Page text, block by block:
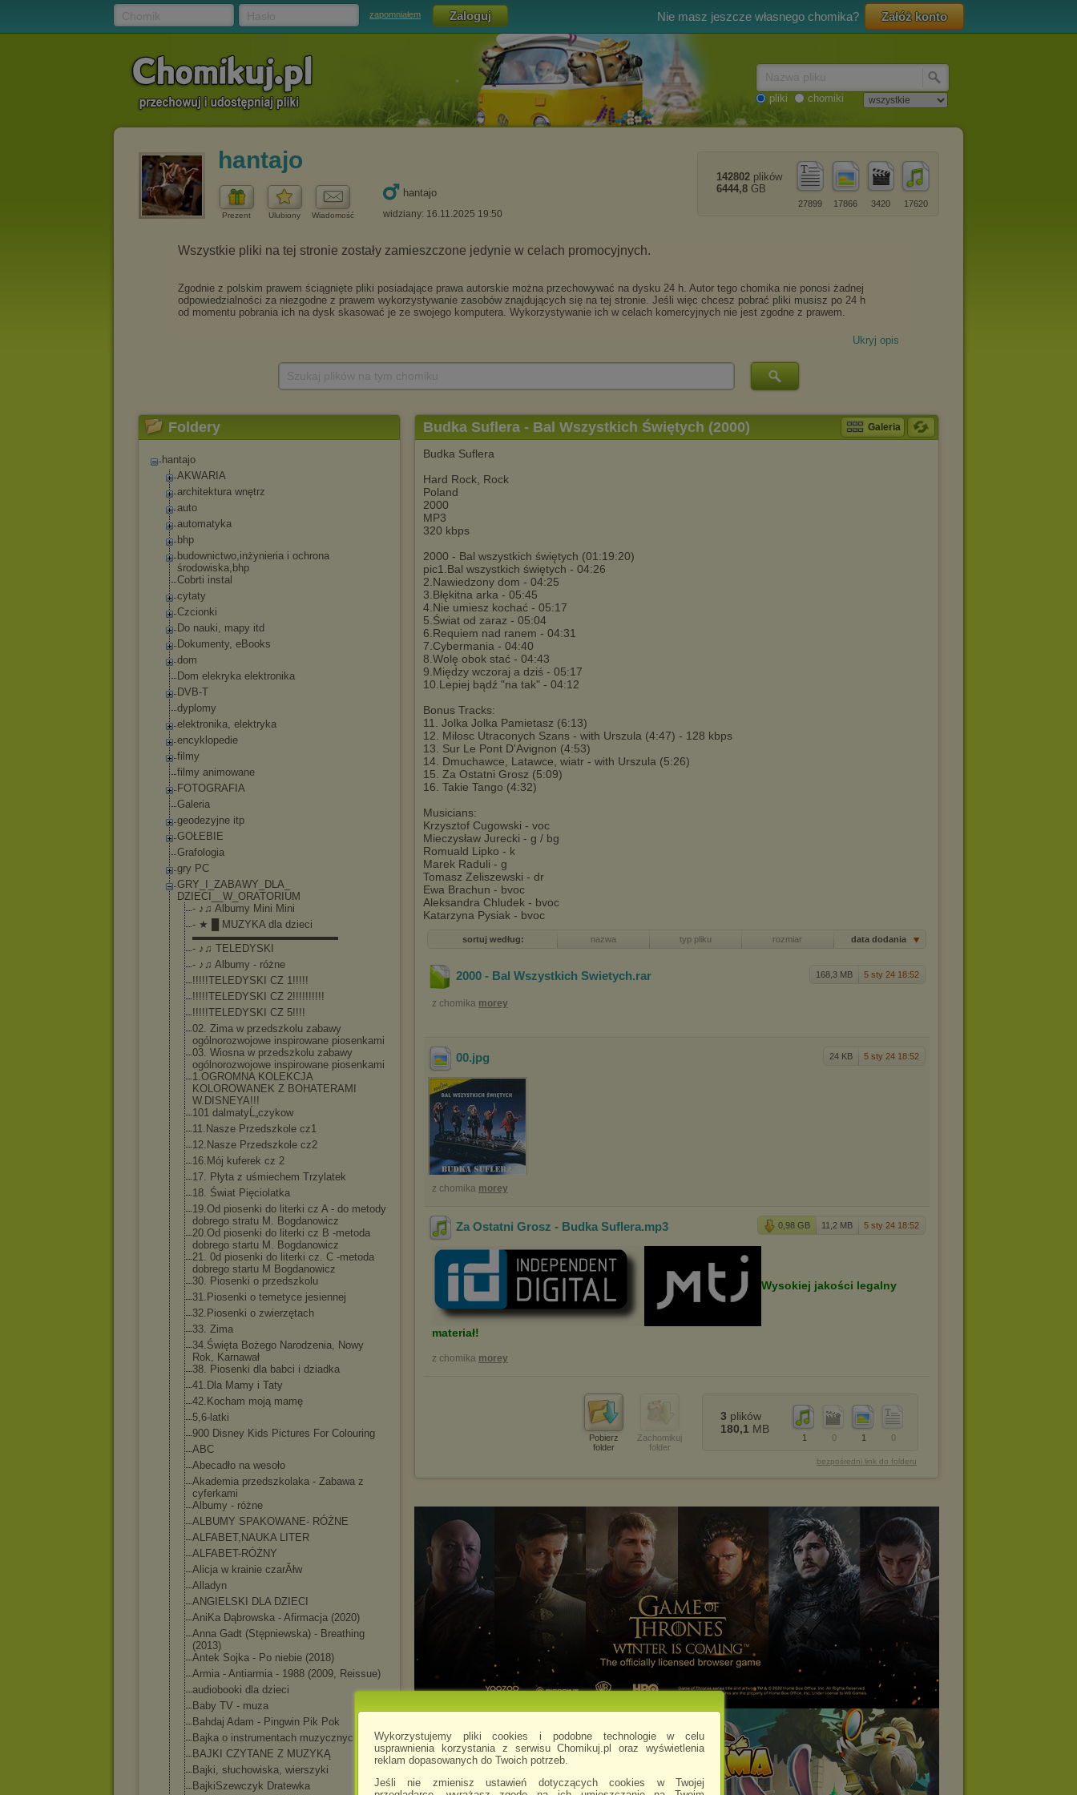
Wykorzystujemy pliki cookies i podobne technologie w celu
usprawnienia korzystania z serwisu Chomikuj.pl oraz wyświetlenia
reklam dopasowanych do Twoich potrzeb.
Jeśli nie zmienisz ustawień dotyczących cookies w Twojej
zapomniałem Nie masz jeszcze własnego chomika? Załóż konto
pliki chomiki
hantajo
Prezent Ulubiony Wiadomość
hantajo
widziany: 16.11.2025 19:50
17620
3420
17866
27899
142802 plików
6444,8 GB
Ukryj opis
Foldery
hantajo
AKWARIA
architektura wnętrz
auto
automatyka
bhp
budownictwo,inżynieria i ochrona
środowiska,bhp
Cobrti instal
cytaty
Czcionki
Do nauki, mapy itd
Dokumenty, eBooks
dom
Dom elekryka elektronika
DVB-T
dyplomy
elektronika, elektryka
encyklopedie
filmy
filmy animowane
FOTOGRAFIA
Galeria
geodezyjne itp
GOŁEBIE
Grafologia
gry PC
GRY_I_ZABAWY_DLA_
DZIECI__W_ORATORI UM
- ♪♫ Albumy Mini Mini
- ★ █ MUZYKA dla dzieci
▬▬▬▬▬▬▬▬▬▬▬▬▬▬
- ♪♫ TELEDYSKI
- ♪♫ Albumy - różne
!!!!!TELEDYSKI CZ 1!!!!!
!!!!!TELEDYSKI CZ 2!!!!!!!!!!
!!!!!TELEDYSKI CZ 5!!!!
02. Zima w przedszkolu zabawy
ogólnorozwojowe inspirowane piosenkami
03. Wiosna w przedszkolu zabawy
ogólnorozwojowe inspirowane piosenkami
1.OGROMNA KOLEKCJA
KOLOROWANEK Z BOHATERAMI
W.DISNEYA!!!
101 dalmatyĹ„czykow
11.Nasze Przedszkole cz1
12.Nasze Przedszkole cz2
16.Mój kuferek cz 2
17. Płyta z uśmiechem Trzylatek
18. Świat Pięciolatka
19.Od piosenki do literki cz A - do metody
dobrego stratu M. Bogdanowicz
20.Od piosenki do literki cz B -metoda
dobrego startu M. Bogdanowicz
21. 0d piosenki do literki cz. C -metoda
dobrego startu M Bogdanowicz
30. Piosenki o przedszkolu
31.Piosenki o temetyce jesiennej
32.Piosenki o zwierzętach
33. Zima
34.Święta Bożego Narodzenia, Nowy
Rok, Karnawał
38. Piosenki dla babci i dziadka
41.Dla Mamy i Taty
42.Kocham moją mamę
5,6-latki
900 Disney Kids Pictures For Colouring
ABC
Abecadło na wesoło
Akademia przedszkolaka - Zabawa z
cyferkami
Albumy - różne
ALBUMY SPAKOWANE- RÓŻNE
ALFABET,NAUKA LITER
ALFABET-RÓŻNY
Alicja w krainie czarĂłw
Alladyn
ANGIELSKI DLA DZIECI
AniKa Dąbrowska - Afirmacja (2020)
Anna Gadt (Stępniewska) - Breathing
(2013)
Antek Sojka - Po niebie (2018)
Armia - Antiarmia - 1988 (2009, Reissue)
audiobooki dla dzieci
Baby TV - muza
Bahdaj Adam - Pingwin Pik Pok
Bajka o instrumentach muzycznych
BAJKI CZYTANE Z MUZYKĄ
Bajki, słuchowiska, wierszyki
BajkiSzewczyk Dratewka
Budka Suflera - Bal Wszystkich Świętych (2000) Galeria
Budka Suflera
Hard Rock, Rock
Poland
2000
MP3
320 kbps
2000 - Bal wszystkich świętych (01:19:20)
pic1.Bal wszystkich świętych - 04:26
2.Nawiedzony dom - 04:25
3.Błękitna arka - 05:45
4.Nie umiesz kochać - 05:17
5.Świat od zaraz - 05:04
6.Requiem nad ranem - 04:31
7.Cybermania - 04:40
8.Wolę obok stać - 04:43
9.Między wczoraj a dziś - 05:17
10.Lepiej bądź "na tak" - 04:12
Bonus Tracks:
11. Jolka Jolka Pamietasz (6:13)
12. Milosc Utraconych Szans - with Urszula (4:47) - 128 kbps
13. Sur Le Pont D'Avignon (4:53)
14. Dmuchawce, Latawce, wiatr - with Urszula (5:26)
15. Za Ostatni Grosz (5:09)
16. Takie Tango (4:32)
Musicians:
Krzysztof Cugowski - voc
Mieczysław Jurecki - g / bg
Romuald Lipko - k
Marek Raduli - g
Tomasz Zeliszewski - dr
Ewa Brachun - bvoc
Aleksandra Chludek - bvoc
Katarzyna Pysiak - bvoc
sortuj według: nazwa typ pliku rozmiar data dodania
168,3 MB 5 sty 24 18:52
2000 - Bal Wszystkich Swietych.rar
z chomika morey
24 KB 5 sty 24 18:52
00.jpg
z chomika morey
0,98 GB 11,2 MB 5 sty 24 18:52
Za Ostatni Grosz - Budka Suflera.mp3
Wysokiej jakości legalny
materiał!
z chomika morey
Pobierz
folder
Zachomikuj
folder
0
1
0
1
3 plików
180,1 MB
bezpośredni link do folderu